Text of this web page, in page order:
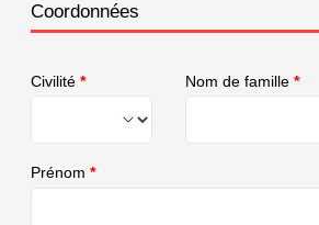
Coordonnées
Civilité * Nom de famille *
Prénom *